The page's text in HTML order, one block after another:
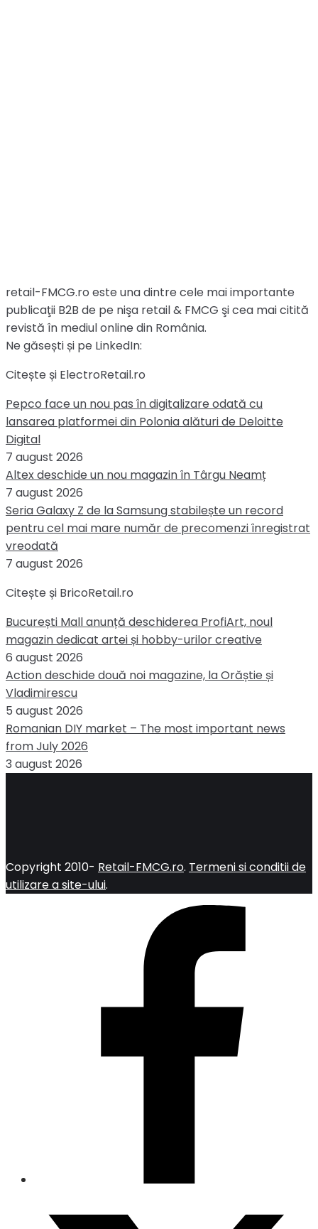
retail-FMCG.ro este una dintre cele mai importante
publicaţii B2B de pe nişa retail & FMCG şi cea mai citită
revistă în mediul online din România.
Ne găsești și pe LinkedIn:
Citește și ElectroRetail.ro
Pepco face un nou pas în digitalizare odată cu
lansarea platformei din Polonia alături de Deloitte
Digital
7 august 2026
Altex deschide un nou magazin în Târgu Neamț
7 august 2026
Seria Galaxy Z de la Samsung stabilește un record
pentru cel mai mare număr de precomenzi înregistrat
vreodată
7 august 2026
Citește și BricoRetail.ro
București Mall anunță deschiderea ProfiArt, noul
magazin dedicat artei și hobby-urilor creative
6 august 2026
Action deschide două noi magazine, la Orăștie și
Vladimirescu
5 august 2026
Romanian DIY market – The most important news
from July 2026
3 august 2026
Copyright 2010- Retail-FMCG.ro. Termeni si conditii de
utilizare a site-ului.